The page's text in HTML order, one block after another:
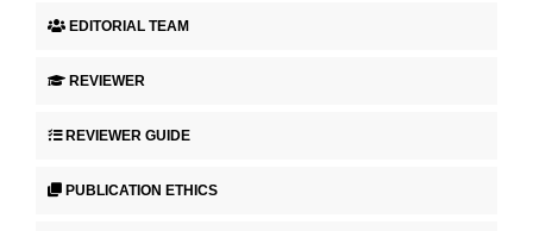
EDITORIAL TEAM
REVIEWER
REVIEWER GUIDE
PUBLICATION ETHICS